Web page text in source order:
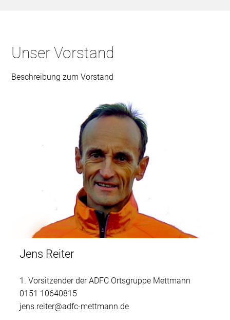
Unser Vorstand
Beschreibung zum Vorstand
Jens Reiter
1. Vorsitzender der ADFC Ortsgruppe Mettmann
0151 10640815
jens.reiter@adfc-mettmann.de